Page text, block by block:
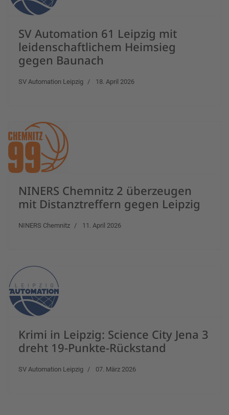
SV Automation 61 Leipzig mit
leidenschaftlichem Heimsieg
gegen Baunach
SV Automation Leipzig 18. April 2026
NINERS Chemnitz 2 überzeugen
mit Distanztreffern gegen Leipzig
NINERS Chemnitz 11. April 2026
Krimi in Leipzig: Science City Jena 3
dreht 19-Punkte-Rückstand
SV Automation Leipzig 07. März 2026